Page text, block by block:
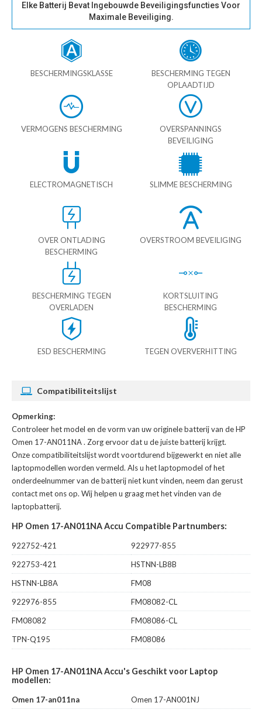
Elke Batterij Bevat Ingebouwde Beveiligingsfuncties Voor
Maximale Beveiliging.
BESCHERMINGSKLASSE
BESCHERMING TEGEN
OPLAADTIJD
VERMOGENS BESCHERMING
OVERSPANNINGS
BEVEILIGING
ELECTROMAGNETISCH SLIMME BESCHERMING
OVER ONTLADING
BESCHERMING
OVERSTROOM BEVEILIGING
BESCHERMING TEGEN
OVERLADEN
KORTSLUITING
BESCHERMING
ESD BESCHERMING TEGEN OVERVERHITTING
Compatibiliteitslijst
Opmerking:
Controleer het model en de vorm van uw originele batterij van de HP
Omen 17-AN011NA. Zorg ervoor dat u de juiste batterij krijgt.
Onze compatibiliteitslijst wordt voortdurend bijgewerkt en niet alle
laptopmodellen worden vermeld. Als u het laptopmodel of het
onderdeelnummer van de batterij niet kunt vinden, neem dan gerust
contact met ons op. Wij helpen u graag met het vinden van de
laptopbatterij.
HP Omen 17-AN011NA Accu Compatible Partnumbers:
922752-421
922977-855
922753-421
HSTNN-LB8B
HSTNN-LB8A
FM08
922976-855
FM08082-CL
FM08082
FM08086-CL
TPN-Q195
FM08086
HP Omen 17-AN011NA Accu's Geschikt voor Laptop
modellen:
Omen 17-an011na
Omen 17-AN001NJ